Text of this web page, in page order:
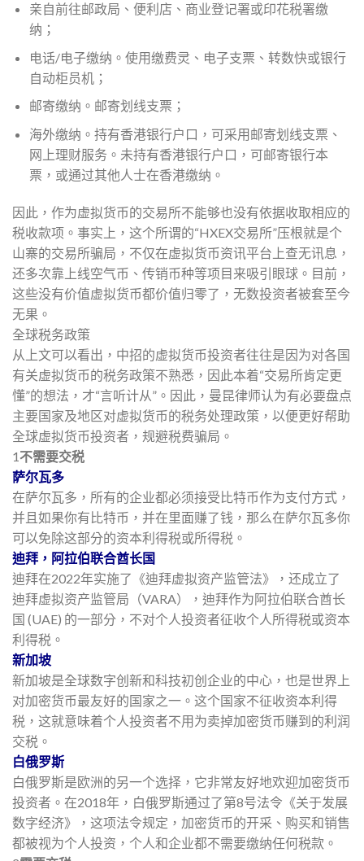
亲自前往邮政局、便利店、商业登记署或印花税署缴
纳；
电话/电子缴纳。使用缴费灵、 电子支票、转数快或银行
自动柜员机；
邮寄缴纳。邮寄划线支票；
海外缴纳。持有香港银行户口，可采用邮寄划线支票、
网上理财服务。未持有香港银行户口，可邮寄银行本
票，或通过其他人士在香港缴纳。
因此，作为虚拟货币的交易所不能够也没有依据收取相应的
税收款项。事实上，这个所谓的“HXEX交易所”压根就是个
山寨的交易所骗局，不仅在虚拟货币资讯平台上查无讯息，
还多次靠上线空气币、传销币种等项目来吸引眼球。目前，
这些没有价值虚拟货币都价值归零了，无数投资者被套至今
无果。
全球税务政策
从上文可以看出，中招的虚拟货币投资者往往是因为对各国
有关虚拟货币的税务政策不熟悉，因此本着“交易所肯定更
懂”的想法，才“言听计从”。因此，曼昆律师认为有必要盘点
主要国家及地区对虚拟货币的税务处理政策，以便更好帮助
全球虚拟货币投资者，规避税费骗局。
1 不需要交税
萨尔瓦多
在萨尔瓦多，所有的企业都必须接受比特币作为支付方式，
并且如果你有比特币，并在里面赚了钱，那么在萨尔瓦多你
可以免除这部分的资本利得税或所得税。
迪拜，阿拉伯联合酋长国
迪拜在2022年实施了《迪拜虚拟资产监管法》，还成立了
迪拜虚拟资产监管局（VARA），迪拜作为阿拉伯联合酋长
国 (UAE) 的一部分，不对个人投资者征收个人所得税或资本
利得税。
新加坡
新加坡是全球数字创新和科技初创企业的中心，也是世界上
对加密货币最友好的国家之一。这个国家不征收资本利得
税，这就意味着个人投资者不用为卖掉加密货币赚到的利润
交税。
白俄罗斯
白俄罗斯是欧洲的另一个选择，它非常友好地欢迎加密货币
投资者。在2018年，白俄罗斯通过了第8号法令《关于发展
数字经济》，这项法令规定，加密货币的开采、购买和销售
都被视为个人投资，个人和企业都不需要缴纳任何税款。